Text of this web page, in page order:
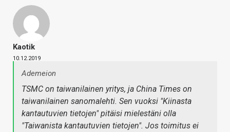
Kaotik
10.12.2019
Ademeion
TSMC on taiwanilainen yritys, ja China Times on
taiwanilainen sanomalehti. Sen vuoksi "Kiinasta
kantautuvien tietojen" pitäisi mielestäni olla
"Taiwanista kantautuvien tietojen". Jos toimitus ei